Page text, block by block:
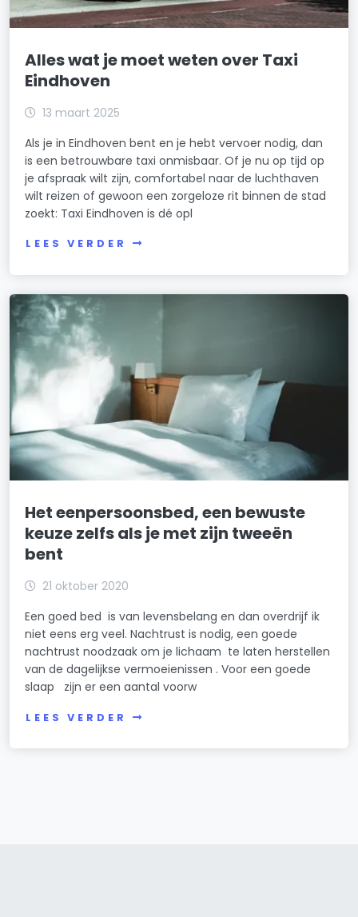
Alles wat je moet weten over Taxi
Eindhoven
13 maart 2025
Als je in Eindhoven bent en je hebt vervoer nodig, dan
is een betrouwbare taxi onmisbaar. Of je nu op tijd op
je afspraak wilt zijn, comfortabel naar de luchthaven
wilt reizen of gewoon een zorgeloze rit binnen de stad
zoekt: Taxi Eindhoven is dé opl
LEES VERDER
Het eenpersoonsbed, een bewuste
keuze zelfs als je met zijn tweeën
bent
21 oktober 2020
Een goed bed is van levensbelang en dan overdrijf ik
niet eens erg veel. Nachtrust is nodig, een goede
nachtrust noodzaak om je lichaam te laten herstellen
van de dagelijkse vermoeienissen . Voor een goede
slaap zijn er een aantal voorw
LEES VERDER